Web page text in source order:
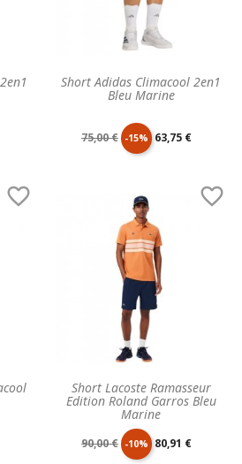
Short Adidas Climacool 2en1
Bleu Marine
Prix
75,00 € -15% Prix
63,75 €

Short Lacoste Ramasseur
Edition Roland Garros Bleu
Marine

Prix
90,00 € -10% Prix
80,91 €